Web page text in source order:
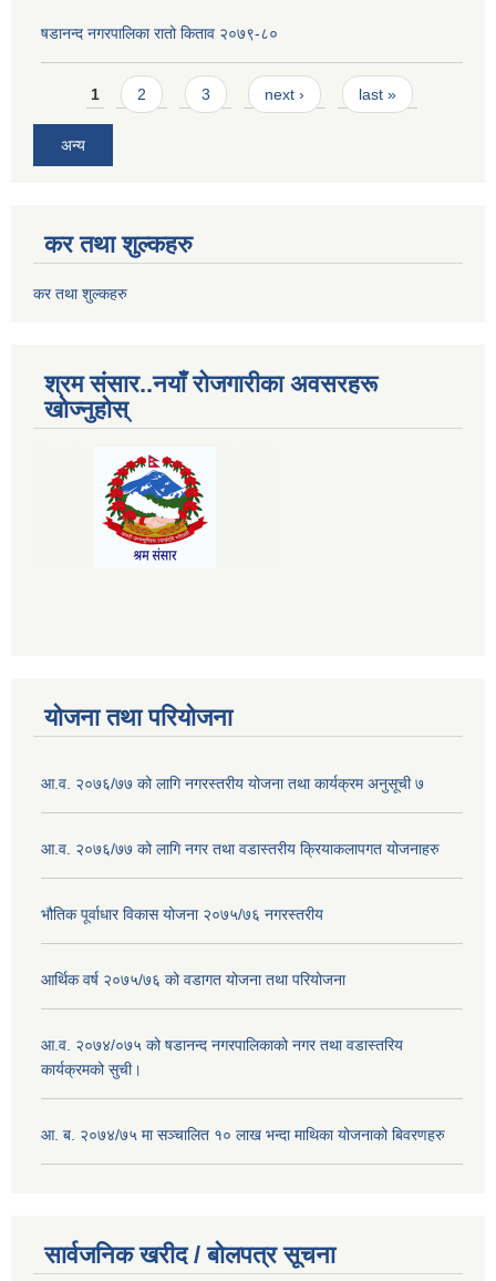
षडानन्द नगरपालिका रातो किताव २०७९-८०
Pages
1 2 3 next › last »
अन्य
कर तथा शुल्कहरु
कर तथा शुल्कहरु
श्रम संसार..नयाँ रोजगारीका अवसरहरू
खोज्नुहोस्
योजना तथा परियोजना
आ.व. २०७६/७७ को लागि नगरस्तरीय योजना तथा कार्यक्रम अनुसूची ७
आ.व. २०७६/७७ को लागि नगर तथा वडास्तरीय क्रियाकलापगत योजनाहरु
भौतिक पूर्वाधार विकास योजना २०७५/७६ नगरस्तरीय
आर्थिक वर्ष २०७५/७६ को वडागत योजना तथा परियोजना
आ.व. २०७४/०७५ को षडानन्द नगरपालिकाको नगर तथा वडास्तरिय
कार्यक्रमको सुची।
आ. ब. २०७४/७५ मा सञ्चालित १० लाख भन्दा माथिका योजनाको बिवरणहरु
सार्वजनिक खरीद / बोलपत्र सूचना